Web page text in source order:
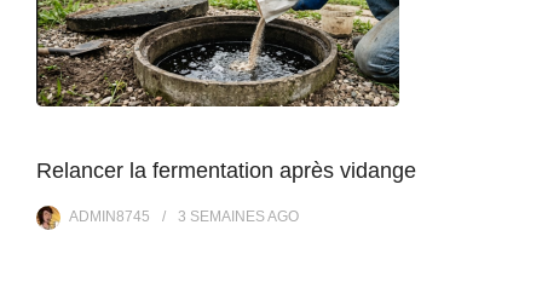
Relancer la fermentation après vidange
ADMIN8745 3 SEMAINESAGO